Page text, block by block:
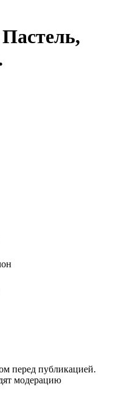
перед публикацией.
модерацию